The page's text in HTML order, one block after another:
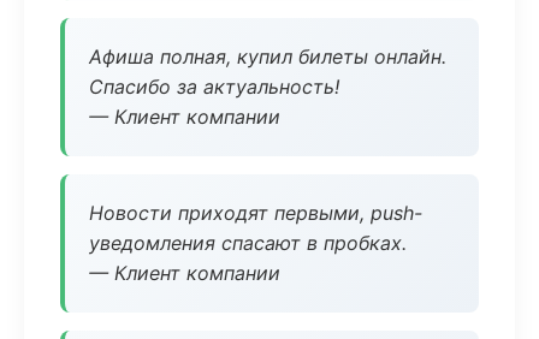
Афиша полная, купил билеты онлайн.
Спасибо за актуальность!
— Клиент компании
Новости приходят первыми, push-
уведомления спасают в пробках.
— Клиент компании